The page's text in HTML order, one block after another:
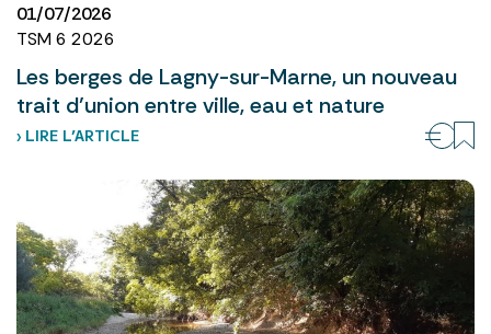
01/07/2026
TSM 6 2026
Les berges de Lagny-sur-Marne, un nouveau
trait d’union entre ville, eau et nature
› LIRE L’ARTICLE